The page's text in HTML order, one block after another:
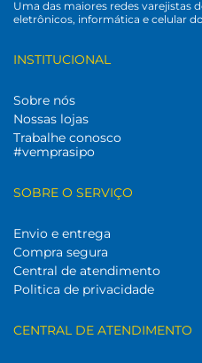
Uma das maiores redes varejistas
eletrônicos, informática e celular
INSTITUCIONAL
Sobre nós
Nossas lojas
Trabalhe conosco
#vemprasipo
SOBRE O SERVIÇO
Envio e entrega
Compra segura
Central de atendimento
Politica de privacidade
CENTRAL DE ATENDIMENTO